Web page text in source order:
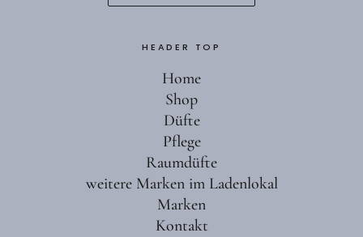
HEADER TOP
Home
Shop
Düfte
Pflege
Raumdüfte
weitere Marken im Ladenlokal
Marken
Kontakt